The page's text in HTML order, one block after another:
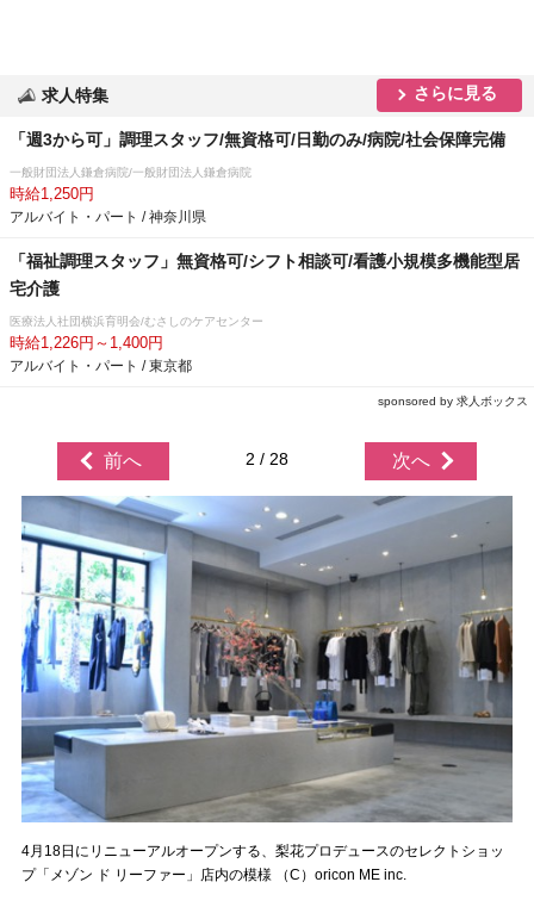
求人特集 さらに見る
「週3から可」調理スタッフ/無資格可/日勤のみ/病院/社会保障完備
一般財団法人鎌倉病院/一般財団法人鎌倉病院
時給1,250円
アルバイト・パート / 神奈川県
「福祉調理スタッフ」無資格可/シフト相談可/看護小規模多機能型居
宅介護
医療法人社団横浜育明会/むさしのケアセンター
時給1,226円～1,400円
アルバイト・パート / 東京都
sponsored by 求人ボックス
前へ 2 / 28 次へ
4月18日にリニューアルオープンする、梨花プロデュースのセレクトショッ
プ「メゾン ド リーファー」店内の模様 （C）oricon ME inc.